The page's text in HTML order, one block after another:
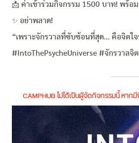
📩 ค่าเข้าร่วมกิจกรรม 1500 บาท! พร้อ
✨ อย่าพลาด!
“เพราะจักรวาลที่ซับซ้อนที่สุด… คือจิตใจข
#IntoThePsycheUniverse #จักรวาล
CAMPHUB ไม่ได้เป็นผู้จัดกิจกรรมนี้ หา